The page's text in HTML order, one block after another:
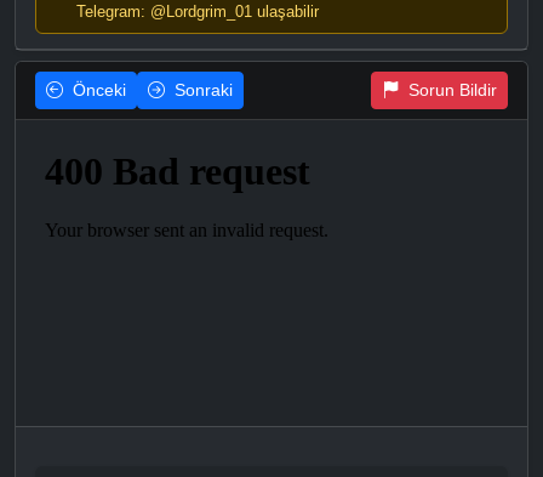
Telegram: @Lordgrim_01 ulaşabilir
Önceki Sonraki Sorun Bildir